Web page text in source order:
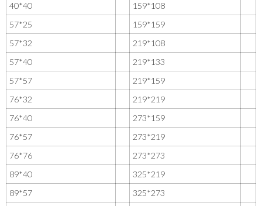
40*40
159*108
57*25
159*159
57*32
219*108
57*40
219*133
57*57
219*159
76*32
219*219
76*40
273*159
76*57
273*219
76*76
273*273
89*40
325*219
89*57
325*273